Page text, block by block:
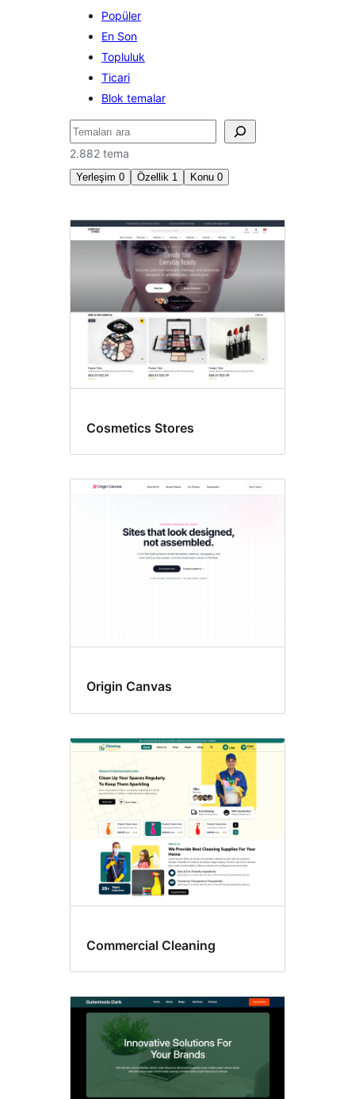
Popüler
En Son
Topluluk
Ticari
Blok temalar
Ara
2.882 tema
Yerleşim 0 Özellik 1 Konu 0
Blok
düzenleyici
Cosmetics Stores
Origin Canvas
Commercial Cleaning